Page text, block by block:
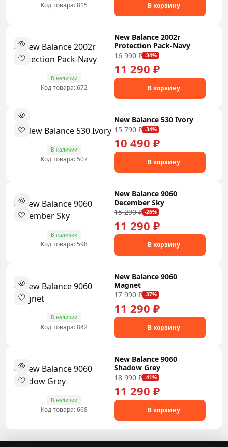
Код товара: 815 В корзину
В наличии
Код товара: 672
New Balance 2002r
Protection Pack-Navy
16 990 ₽ -34%
11 290 ₽
В корзину
В наличии
Код товара: 507
New Balance 530 Ivory
15 790 ₽ -34%
10 490 ₽
В корзину
В наличии
Код товара: 598
New Balance 9060
December Sky
15 290 ₽ -26%
11 290 ₽
В корзину
В наличии
Код товара: 842
New Balance 9060
Magnet
17 990 ₽ -37%
11 290 ₽
В корзину
В наличии
Код товара: 668
New Balance 9060
Shadow Grey
18 990 ₽ -41%
11 290 ₽
В корзину